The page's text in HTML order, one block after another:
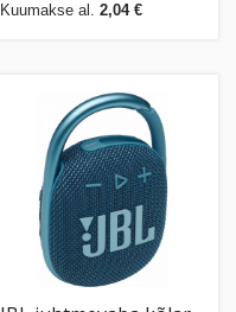
Kuumakse al. 2,04 €